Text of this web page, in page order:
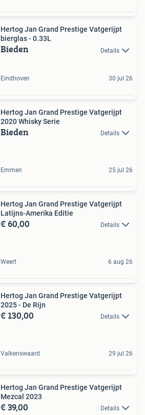
Hertog Jan Grand Prestige Vatgerijpt
bierglas - 0.33L
Bieden Details
Eindhoven 30 jul 26
Hertog Jan Grand Prestige Vatgerijpt
2020 Whisky Serie
Bieden Details
Emmen 25 jul 26
Hertog Jan Grand Prestige Vatgerijpt
Latijns-Amerika Editie
€ 60,00 Details
Weert 6 aug 26
Hertog Jan Grand Prestige Vatgerijpt
2025 - De Rijn
€ 130,00 Details
Valkenswaard 29 jul 26
Hertog Jan Grand Prestige Vatgerijpt
Mezcal 2023
€ 39,00 Details